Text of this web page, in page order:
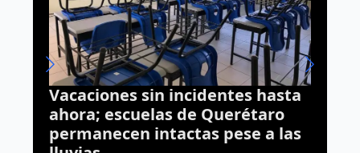
hasta
a las
Prepárate: pronostican
tormentas eléctricas para
tarde en Querétaro